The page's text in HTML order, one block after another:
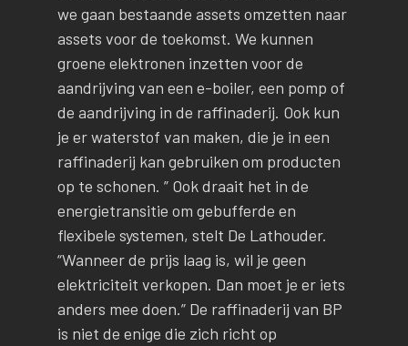
we gaan bestaande assets omzetten naar
assets voor de toekomst. We kunnen
groene elektronen inzetten voor de
aandrijving van een e-boiler, een pomp of
de aandrijving in de raffinaderij. Ook kun
je er waterstof van maken, die je in een
raffinaderij kan gebruiken om producten
op te schonen. ” Ook draait het in de
energietransitie om gebufferde en
flexibele systemen, stelt De Lathouder.
“Wanneer de prijs laag is, wil je geen
elektriciteit verkopen. Dan moet je er iets
anders mee doen.” De raffinaderij van BP
is niet de enige die zich richt op